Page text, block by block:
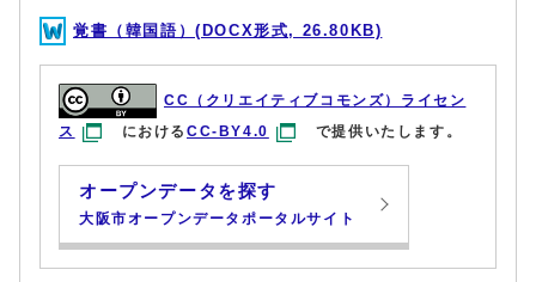
覚書（韓国語）(DOCX形式, 26.80KB)
CC（クリエイティブコモンズ）ライセン
ス
におけるCC-BY4.0 で提供いたします。
オープンデータを探す
大阪市オープンデータポータルサイト